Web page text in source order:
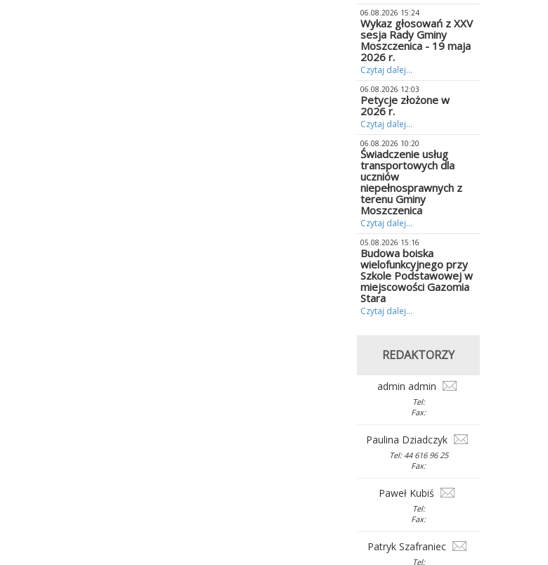
06.08.2026 15:24
Wykaz głosowań z XXV
sesja Rady Gminy
Moszczenica - 19 maja
2026 r.
Czytaj dalej...
06.08.2026 12:03
Petycje złożone w
2026 r.
Czytaj dalej...
06.08.2026 10:20
Świadczenie usług
transportowych dla
uczniów
niepełnosprawnych z
terenu Gminy
Moszczenica
Czytaj dalej...
05.08.2026 15:16
Budowa boiska
wielofunkcyjnego przy
Szkole Podstawowej w
miejscowości Gazomia
Stara
Czytaj dalej...
REDAKTORZY
admin admin
Tel:
Fax:
Paulina Dziadczyk
Tel: 44 616 96 25
Fax:
Paweł Kubiś
Tel:
Fax:
Patryk Szafraniec
Tel: